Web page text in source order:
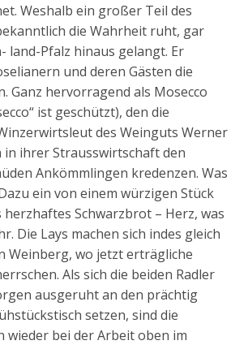
Weshalb ein großer Teil des
die Wahrheit ruht, gar
land-Pfalz hinaus gelangt. Er
und deren Gästen die
Ganz hervorragend als Mosecco
ist geschützt), den die
des Weinguts Werner
in ihrer Strausswirtschaft den
Ankömmlingen kredenzen. Was
ein von einem würzigen Stück
herzhaftes Schwarzbrot – Herz, was
Die Lays machen sich indes gleich
Weinberg, wo jetzt erträgliche
Als sich die beiden Radler
ausgeruht an den prächtig
setzen, sind die
wieder bei der Arbeit oben im